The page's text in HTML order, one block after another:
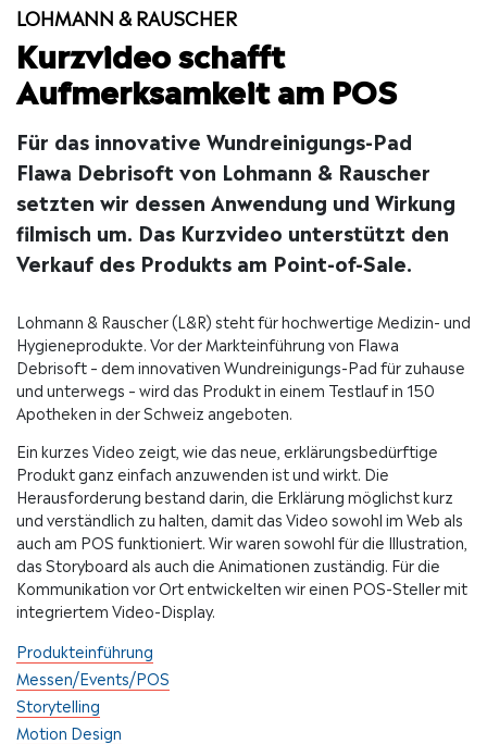
LOHMANN & RAUSCHER
Kurzvideo schafft
Aufmerksamkeit am POS
Für das innovative Wundreinigungs-Pad
Flawa Debrisoft von Lohmann & Rauscher
setzten wir dessen Anwendung und Wirkung
filmisch um. Das Kurzvideo unterstützt den
Verkauf des Produkts am Point-of-Sale.
Lohmann & Rauscher (L&R) steht für hochwertige Medizin- und
Hygieneprodukte. Vor der Markteinführung von Flawa
Debrisoft – dem innovativen Wundreinigungs-Pad für zuhause
und unterwegs – wird das Produkt in einem Testlauf in 150
Apotheken in der Schweiz angeboten.
Ein kurzes Video zeigt, wie das neue, erklärungsbedürftige
Produkt ganz einfach anzuwenden ist und wirkt. Die
Herausforderung bestand darin, die Erklärung möglichst kurz
und verständlich zu halten, damit das Video sowohl im Web als
auch am POS funktioniert. Wir waren sowohl für die Illustration,
das Storyboard als auch die Animationen zuständig. Für die
Kommunikation vor Ort entwickelten wir einen POS-Steller mit
integriertem Video-Display.
Produkteinführung
Messen/Events/POS
Storytelling
Motion Design